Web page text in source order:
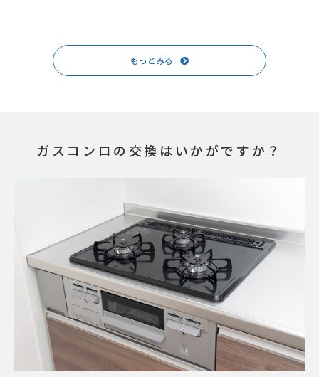
もっとみる
ガスコンロの交換はいかがですか？